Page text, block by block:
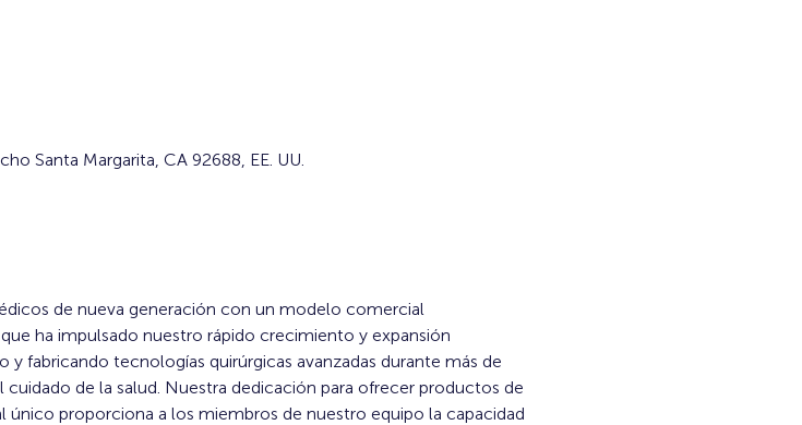
Santa Margarita, CA 92688, EE. UU.
de nueva generación con un modelo comercial
ha impulsado nuestro rápido crecimiento y expansión
fabricando tecnologías quirúrgicas avanzadas durante más de
de la salud. Nuestra dedicación para ofrecer productos de
proporciona a los miembros de nuestro equipo la capacidad